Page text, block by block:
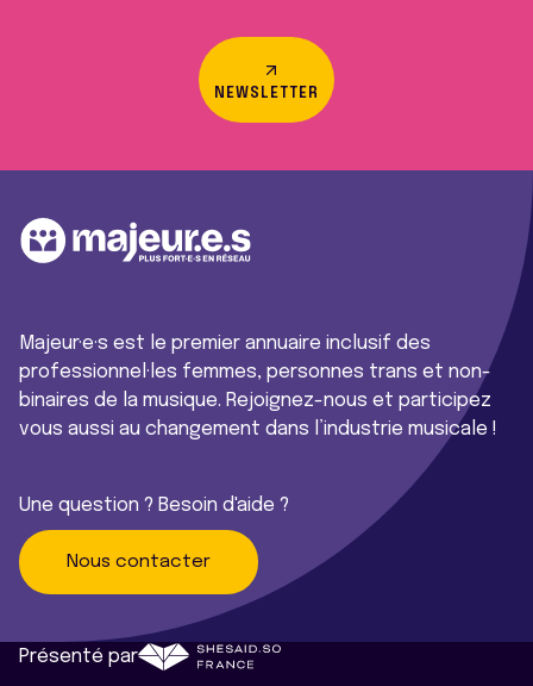
NEWSLETTER
Majeur·e·s est le premier annuaire inclusif des
professionnel·les femmes, personnes trans et non-
binaires de la musique. Rejoignez-nous et participez
vous aussi au changement dans l’industrie musicale !
Une question ? Besoin d'aide ?
Nous contacter
Présenté par